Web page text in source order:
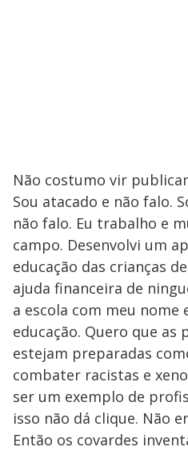
Não costumo vir
Sou atacado e não falo.
não falo. Eu trabalho e
campo. Desenvolvi um
educação das crianças
ajuda financeira de
a escola com meu
educação. Quero que as
estejam preparadas
combater racistas e
ser um exemplo de
isso não dá clique. Não
Então os covardes